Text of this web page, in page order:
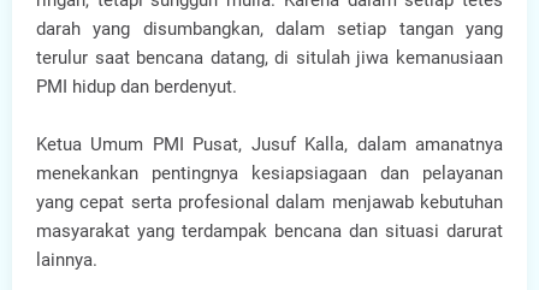
darah yang disumbangkan, dalam setiap tangan yang
terulur saat bencana datang, di situlah jiwa kemanusiaan
PMI hidup dan berdenyut.
Ketua Umum PMI Pusat, Jusuf Kalla, dalam amanatnya
menekankan pentingnya kesiapsiagaan dan pelayanan
yang cepat serta profesional dalam menjawab kebutuhan
masyarakat yang terdampak bencana dan situasi darurat
lainnya.